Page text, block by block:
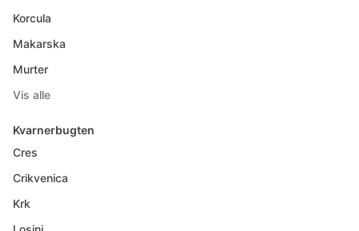
Korcula
Makarska
Murter
Vis alle
Kvarnerbugten
Cres
Crikvenica
Krk